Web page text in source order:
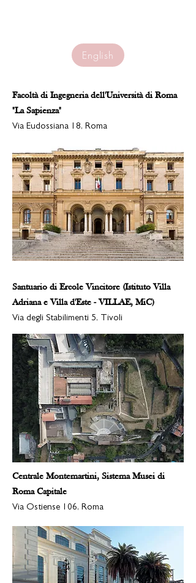
English
Facoltà di Ingegneria dell'Università di Roma
"La Sapienza"
Via Eudossiana 18, Roma
Santuario di Ercole Vincitore (Istituto Villa
Adriana e Villa d'Este - VILLAE, MiC)
Via degli Stabilimenti 5, Tivoli
Centrale Montemartini, Sistema Musei di
Roma Capitale
Via Ostiense 106, Roma